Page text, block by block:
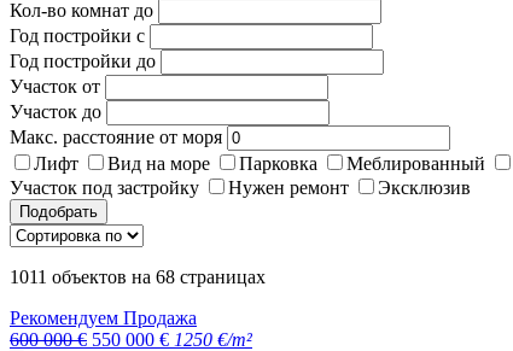
Кол-во комнат до
Год постройки с
Год постройки до
Участок от
Участок до
Макс. расстояние от моря
Лифт
Вид на море Парковка Меблированный
Участок под застройку
Нужен ремонт Эксклюзив
Подобрать
1011 объектов на 68 страницах
Рекомендуем Продажа
600 000 € 550 000 € 1250 €/m²